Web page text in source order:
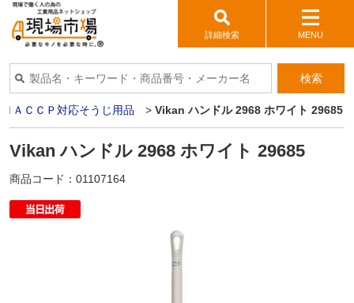
詳細検索 MENU
検索
ＨＡＣＣＰ対応そうじ用品 > Vikan ハンドル 2968 ホワイト 29685
Vikan ハンドル 2968 ホワイト 29685
商品コード： 01107164